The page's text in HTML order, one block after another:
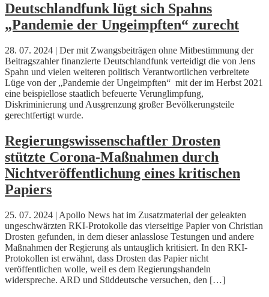
Deutschlandfunk lügt sich Spahns
„Pandemie der Ungeimpften“ zurecht
28. 07. 2024 | Der mit Zwangsbeiträgen ohne Mitbestimmung der
Beitragszahler finanzierte Deutschlandfunk verteidigt die von Jens
Spahn und vielen weiteren politisch Verantwortlichen verbreitete
Lüge von der „Pandemie der Ungeimpften“ mit der im Herbst 2021
eine beispiellose staatlich befeuerte Verunglimpfung,
Diskriminierung und Ausgrenzung großer Bevölkerungsteile
gerechtfertigt wurde.
Regierungswissenschaftler Drosten
stützte Corona-Maßnahmen durch
Nichtveröffentlichung eines kritischen
Papiers
25. 07. 2024 | Apollo News hat im Zusatzmaterial der geleakten
ungeschwärzten RKI-Protokolle das vierseitige Papier von Christian
Drosten gefunden, in dem dieser anlasslose Testungen und andere
Maßnahmen der Regierung als untauglich kritisiert. In den RKI-
Protokollen ist erwähnt, dass Drosten das Papier nicht
veröffentlichen wolle, weil es dem Regierungshandeln
widerspreche. ARD und Süddeutsche versuchen, den […]